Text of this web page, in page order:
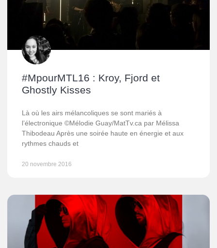
#MpourMTL16 : Kroy, Fjord et
Ghostly Kisses
Là où les airs mélancoliques se sont mariés à
l’électronique ©Mélodie Guay/MatTv.ca par Mélissa
Thibodeau Après une soirée haute en énergie et aux
rythmes chauds et
20 novembre 2016